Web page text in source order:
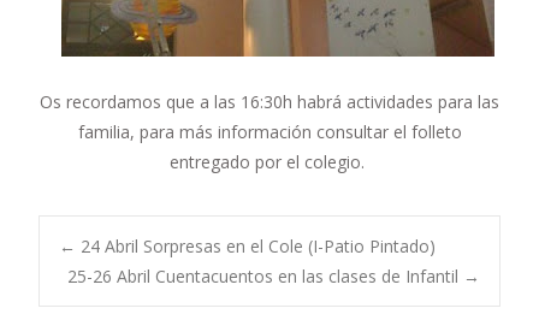
Os recordamos que a las 16:30h habrá actividades para las
familia, para más información consultar el folleto
entregado por el colegio.
Navegación
← 24 Abril Sorpresas en el Cole (I-Patio Pintado)
25-26 Abril Cuentacuentos en las clases de Infantil →